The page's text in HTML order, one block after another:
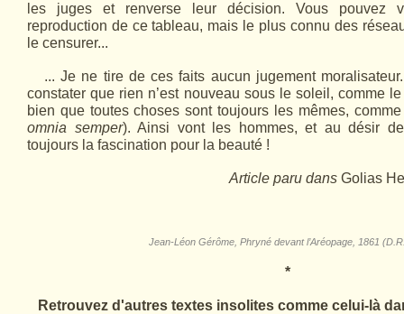
les juges et renverse leur décision. Vous pouvez
reproduction de ce tableau, mais le plus connu des
le censurer...
... Je ne tire de ces faits aucun jugement
constater que rien n’est nouveau sous le soleil, comme
bien que toutes choses sont toujours les mêmes,
omnia semper). Ainsi vont les hommes, et au désir de
toujours la fascination pour la beauté !
Article paru dans Golias
Jean-Léon Gérôme, Phryné devant l’Aréo­pa­ge, 1861
*
Retrouvez d'autres textes insolites comme celui-là